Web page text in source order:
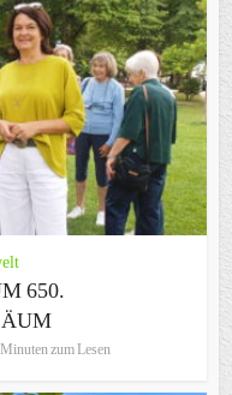
650.
zum Lesen